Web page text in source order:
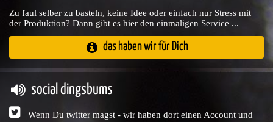
Zu faul selber zu basteln, keine Idee oder einfach nur Stress mit
der Produktion? Dann gibt es hier den einmaligen Service ...
das haben wir für Dich
social dingsbums
Wenn Du twitter magst - wir haben dort einen Account und